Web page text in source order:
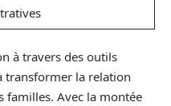
à travers des outils
transformer la relation
familles. Avec la montée